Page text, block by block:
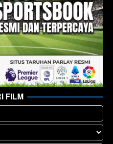
FILM